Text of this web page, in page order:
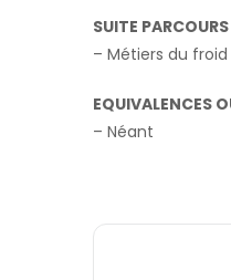
SUITE
– Métiers du
EQUIVALENCES
– Néant